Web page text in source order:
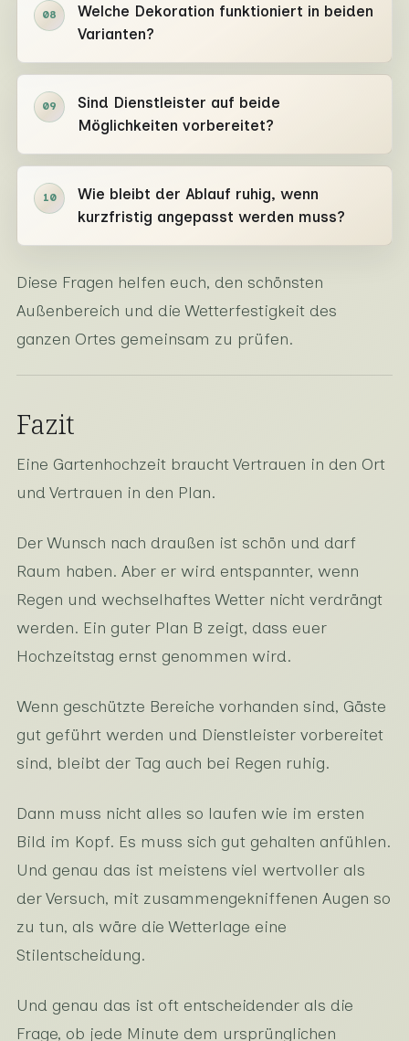
08
Welche Dekoration funktioniert in beiden
Varianten?
09
Sind Dienstleister auf beide
Möglichkeiten vorbereitet?
10
Wie bleibt der Ablauf ruhig, wenn
kurzfristig angepasst werden muss?
Diese Fragen helfen euch, den schönsten
Außenbereich und die Wetterfestigkeit des
ganzen Ortes gemeinsam zu prüfen.
Fazit
Eine Gartenhochzeit braucht Vertrauen in den Ort
und Vertrauen in den Plan.
Der Wunsch nach draußen ist schön und darf
Raum haben. Aber er wird entspannter, wenn
Regen und wechselhaftes Wetter nicht verdrängt
werden. Ein guter Plan B zeigt, dass euer
Hochzeitstag ernst genommen wird.
Wenn geschützte Bereiche vorhanden sind, Gäste
gut geführt werden und Dienstleister vorbereitet
sind, bleibt der Tag auch bei Regen ruhig.
Dann muss nicht alles so laufen wie im ersten
Bild im Kopf. Es muss sich gut gehalten anfühlen.
Und genau das ist meistens viel wertvoller als
der Versuch, mit zusammengekniffenen Augen so
zu tun, als wäre die Wetterlage eine
Stilentscheidung.
Und genau das ist oft entscheidender als die
Frage, ob jede Minute dem ursprünglichen